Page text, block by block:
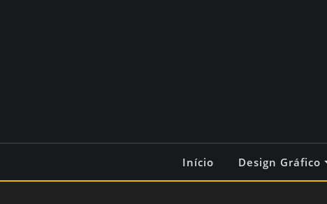
Início Design Gráfico